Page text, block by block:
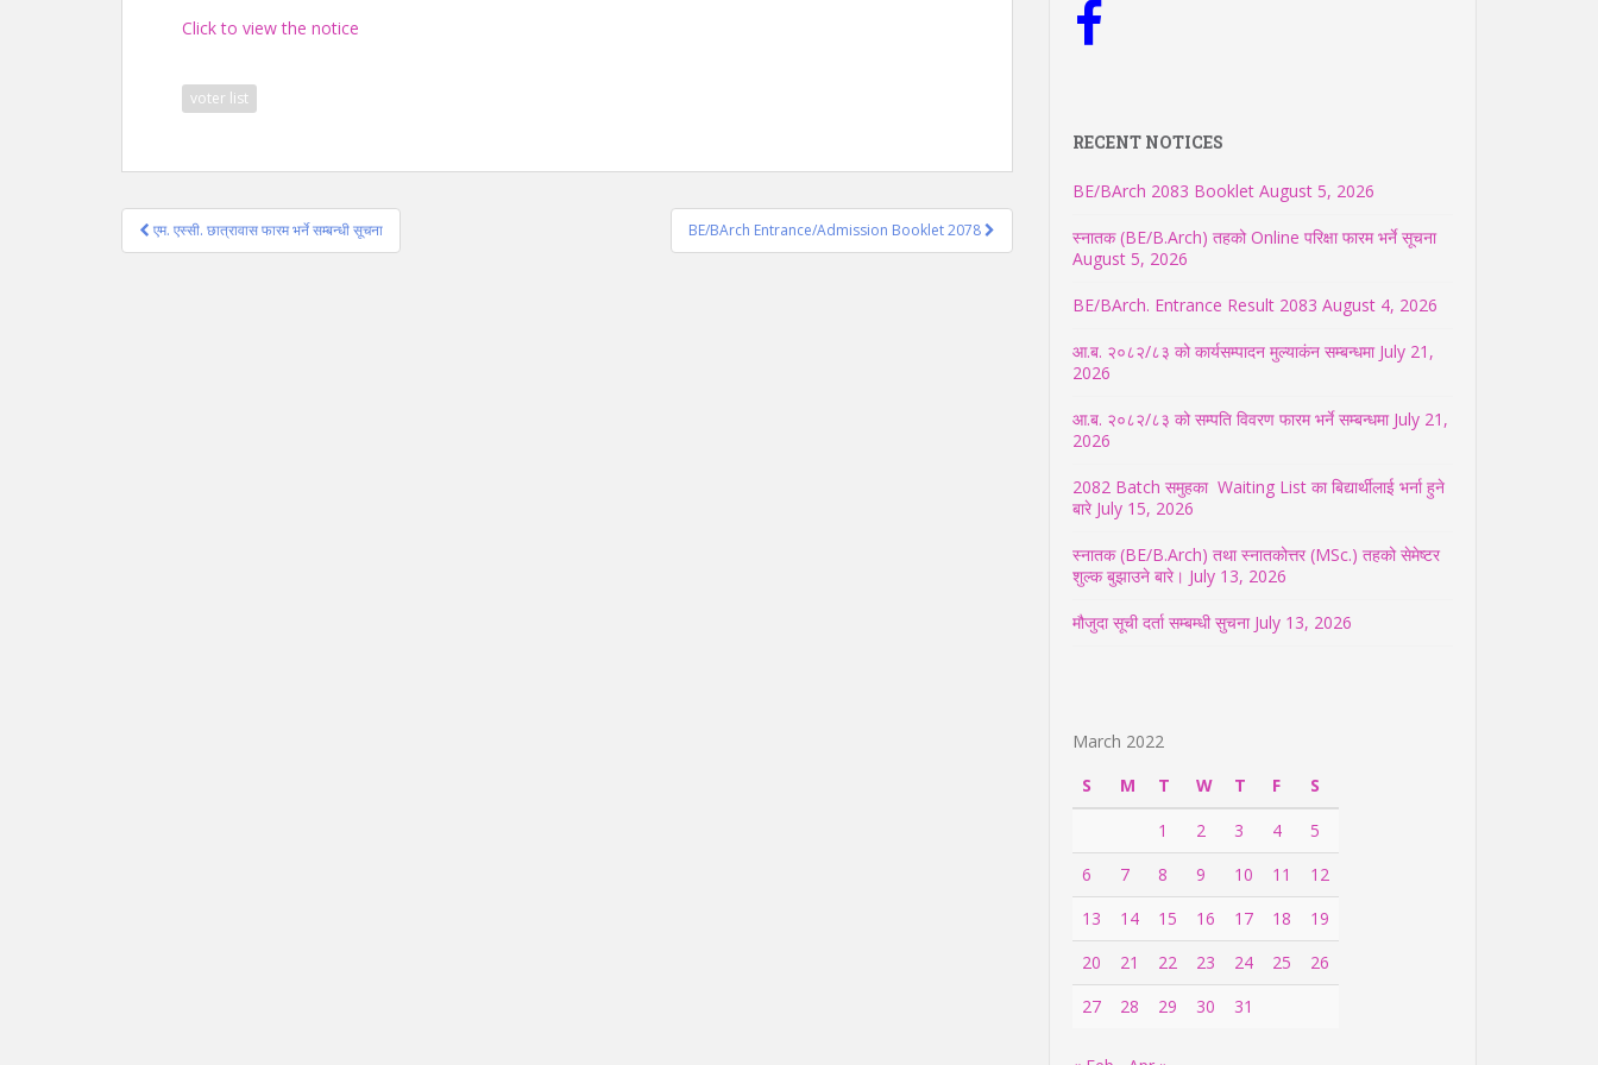
Click to view the notice
voter list
Post
navigation
एम. एस्सी. छात्रावास फारम भर्ने सम्बन्धी सूचना BE/BArch Entrance/Admission Booklet 2078
RECENT NOTICES
BE/BArch 2083 Booklet August 5, 2026
स्नातक (BE/B.Arch) तहको Online परिक्षा फारम भर्ने सूचना
August 5, 2026
BE/BArch. Entrance Result 2083 August 4, 2026
आ.ब. २०८२/८३ को कार्यसम्पादन मुल्याकंन सम्बन्धमा July 21,
2026
आ.ब. २०८२/८३ को सम्पति विवरण फारम भर्ने सम्बन्धमा July 21,
2026
2082 Batch समुहका Waiting List का बिद्यार्थीलाई भर्ना हुने
बारे July 15, 2026
स्नातक (BE/B.Arch) तथा स्नातकोत्तर (MSc.) तहको सेमेष्टर
शुल्क बुझाउने बारे। July 13, 2026
मौजुदा सूची दर्ता सम्बम्धी सुचना July 13, 2026
March 2022
S
M T W T F
S
1
2 3 4
5
6
7 8 9 10 11
12
13
14 15 16 17 18
19
20
21 22 23 24 25
26
27
28 29 30 31